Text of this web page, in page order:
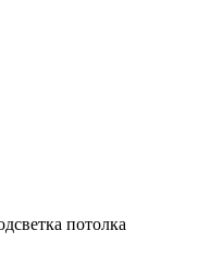
потолка